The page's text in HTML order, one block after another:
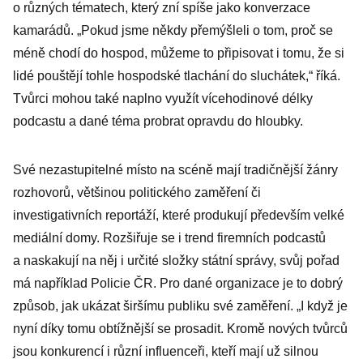
o různých tématech, který zní spíše jako konverzace
kamarádů. „Pokud jsme někdy přemýšleli o tom, proč se
méně chodí do hospod, můžeme to připisovat i tomu, že si
lidé pouštějí tohle hospodské tlachání do sluchátek,“ říká.
Tvůrci mohou také naplno využít vícehodinové délky
podcastu a dané téma probrat opravdu do hloubky.
Své nezastupitelné místo na scéně mají tradičnější žánry
rozhovorů, většinou politického zaměření či
investigativních reportáží, které produkují především velké
mediální domy. Rozšiřuje se i trend firemních podcastů
a naskakují na něj i určité složky státní správy, svůj pořad
má například Policie ČR. Pro dané organizace je to dobrý
způsob, jak ukázat širšímu publiku své zaměření. „I když je
nyní díky tomu obtížnější se prosadit. Kromě nových tvůrců
jsou konkurencí i různí influenceři, kteří mají už silnou